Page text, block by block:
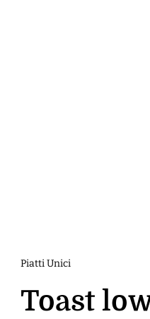
Piatti Unici
Toast